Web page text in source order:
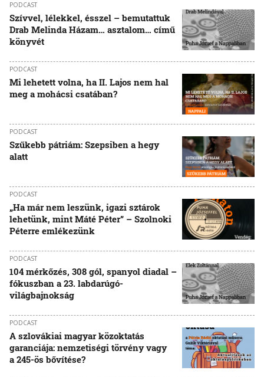
PODCAST
Szívvel, lélekkel, ésszel – bemutattuk
Drab Melinda Házam… asztalom… című
könyvét
PODCAST
Mi lehetett volna, ha II. Lajos nem hal
meg a mohácsi csatában?
PODCAST
Szűkebb pátriám: Szepsiben a hegy
alatt
PODCAST
„Ha már nem leszünk, igazi sztárok
lehetünk, mint Máté Péter” – Szolnoki
Péterre emlékezünk
PODCAST
104 mérkőzés, 308 gól, spanyol diadal –
fókuszban a 23. labdarúgó-
világbajnokság
PODCAST
A szlovákiai magyar közoktatás
garanciája: nemzetiségi törvény vagy
a 245-ös bővítése?